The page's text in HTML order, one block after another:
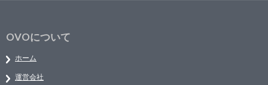
OVOについて
ホーム
運営会社